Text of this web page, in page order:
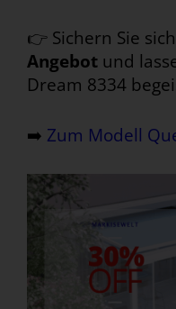
👉 Sichern Sie
Angebot und
Dream 8334
➡️ Zum Modell